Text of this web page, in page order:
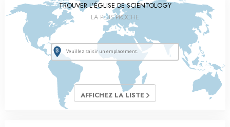
TROUVER L’ÉGLISE DE SCIENTOLOGY
LA PLUS PROCHE
AFFICHEZ LA LISTE